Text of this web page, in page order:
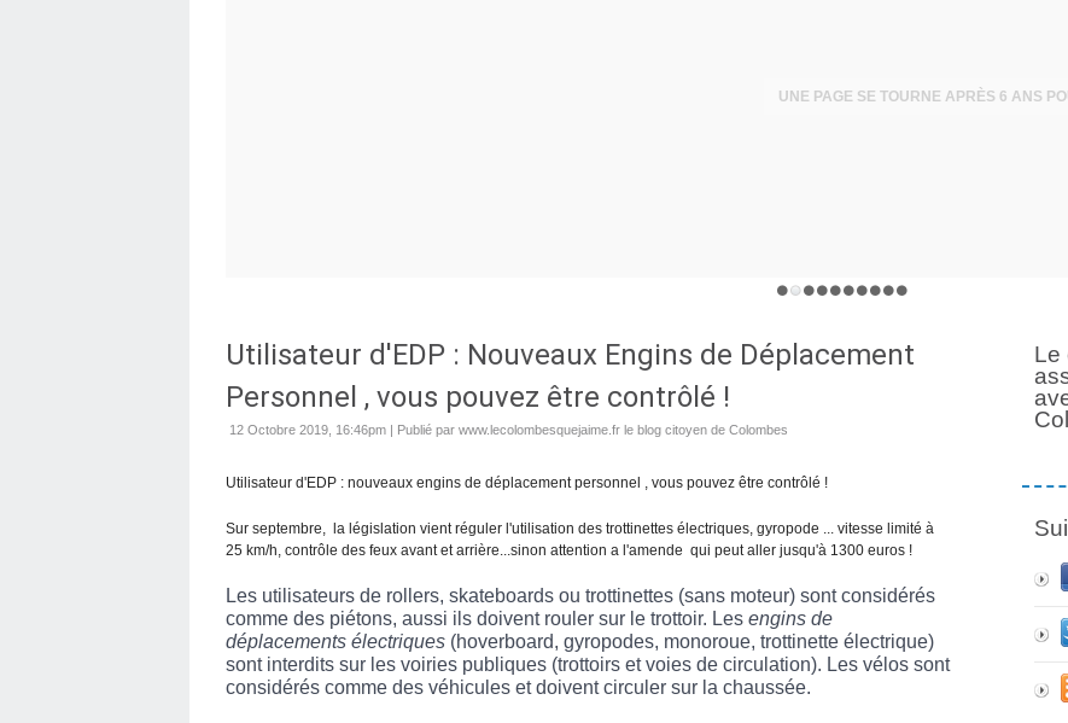
Utilisateur d'EDP : Nouveaux Engins de Déplacement
Personnel , vous pouvez être contrôlé !
12 Octobre 2019, 16:46pm | Publié par www.lecolombesquejaime.fr le blog citoyen de Colombes
Utilisateur d'EDP : nouveaux engins de déplacement personnel , vous pouvez être contrôlé !
Sur septembre, la législation vient réguler l'utilisation des trottinettes électriques, gyropode ... vitesse limité à
25 km/h, contrôle des feux avant et arrière...sinon attention a l'amende qui peut aller jusqu'à 1300 euros !
Les utilisateurs de rollers, skateboards ou trottinettes (sans moteur) sont considérés
comme des piétons, aussi ils doivent rouler sur le trottoir. Les engins de
déplacements électriques (hoverboard, gyropodes, monoroue, trottinette électrique)
sont interdits sur les voiries publiques (trottoirs et voies de circulation). Les vélos sont
considérés comme des véhicules et doivent circuler sur la chaussée.
Le